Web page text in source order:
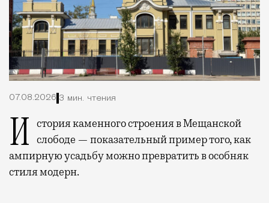
07.08.2026 3 мин. чтения
История каменного строения в Мещанской слободе — показательный пример того, как
ампирную усадьбу можно превратить в особняк
стиля модерн.